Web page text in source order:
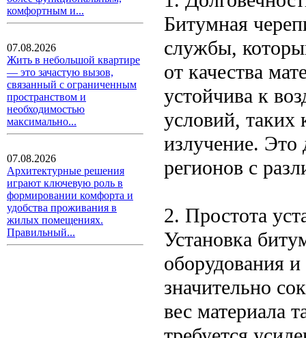
комфортным и...
07.08.2026
Жить в небольшой квартире
— это зачастую вызов,
связанный с ограниченным
пространством и
необходимостью
максимально...
07.08.2026
Архитектурные решения
играют ключевую роль в
формировании комфорта и
удобства проживания в
жилых помещениях.
Правильный...
Битумная
службы,
от качества
устойчива к
условий, таких
излучение. Это
регионов с
2. Простота
Установка
оборудования
значительно
вес материала